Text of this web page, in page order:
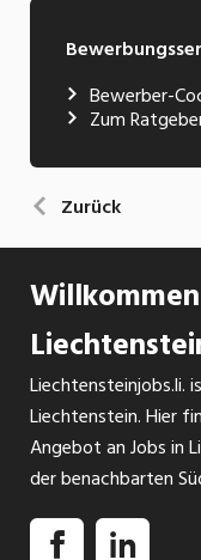
Bewerber-
Zum
Zurück
Liechtensteinjobs.li.
Liechtenstein. Hier
Angebot an Jobs in
der benachbarten